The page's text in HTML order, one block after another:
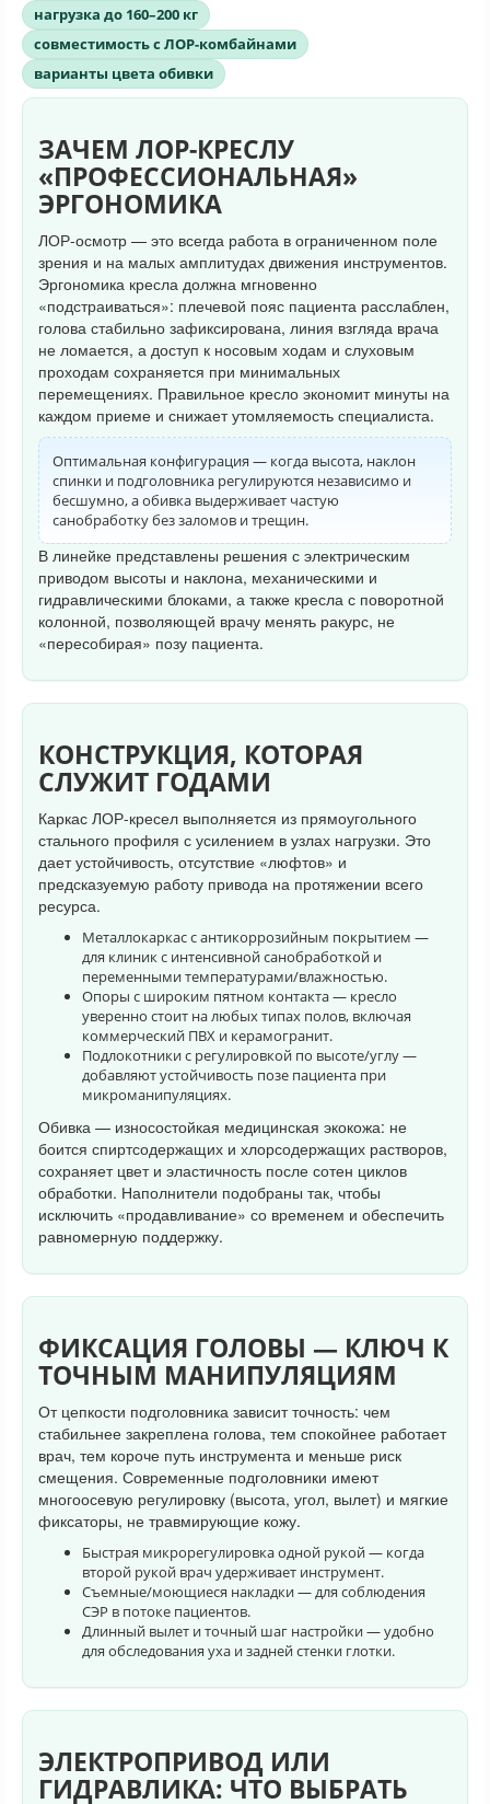
нагрузка до 160–200 кг
совместимость с ЛОР-комбайнами
варианты цвета обивки
ЗАЧЕМ ЛОР-КРЕСЛУ
«ПРОФЕССИОНАЛЬНАЯ»
ЭРГОНОМИКА
ЛОР-осмотр — это всегда работа в ограниченном поле
зрения и на малых амплитудах движения инструментов.
Эргономика кресла должна мгновенно
«подстраиваться»: плечевой пояс пациента расслаблен,
голова стабильно зафиксирована, линия взгляда врача
не ломается, а доступ к носовым ходам и слуховым
проходам сохраняется при минимальных
перемещениях. Правильное кресло экономит минуты на
каждом приеме и снижает утомляемость специалиста.
Оптимальная конфигурация — когда высота, наклон
спинки и подголовника регулируются независимо и
бесшумно, а обивка выдерживает частую
санобработку без заломов и трещин.
В линейке представлены решения с электрическим
приводом высоты и наклона, механическими и
гидравлическими блоками, а также кресла с поворотной
колонной, позволяющей врачу менять ракурс, не
«пересобирая» позу пациента.
КОНСТРУКЦИЯ, КОТОРАЯ
СЛУЖИТ ГОДАМИ
Каркас ЛОР-кресел выполняется из прямоугольного
стального профиля с усилением в узлах нагрузки. Это
дает устойчивость, отсутствие «люфтов» и
предсказуемую работу привода на протяжении всего
ресурса.
Металлокаркас с антикоррозийным покрытием —
для клиник с интенсивной санобработкой и
переменными температурами/влажностью.
Опоры с широким пятном контакта — кресло
уверенно стоит на любых типах полов, включая
коммерческий ПВХ и керамогранит.
Подлокотники с регулировкой по высоте/углу —
добавляют устойчивость позе пациента при
микроманипуляциях.
Обивка — износостойкая медицинская экокожа: не
боится спиртсодержащих и хлорсодержащих растворов,
сохраняет цвет и эластичность после сотен циклов
обработки. Наполнители подобраны так, чтобы
исключить «продавливание» со временем и обеспечить
равномерную поддержку.
ФИКСАЦИЯ ГОЛОВЫ — КЛЮЧ К
ТОЧНЫМ МАНИПУЛЯЦИЯМ
От цепкости подголовника зависит точность: чем
стабильнее закреплена голова, тем спокойнее работает
врач, тем короче путь инструмента и меньше риск
смещения. Современные подголовники имеют
многоосевую регулировку (высота, угол, вылет) и мягкие
фиксаторы, не травмирующие кожу.
Быстрая микрорегулировка одной рукой — когда
второй рукой врач удерживает инструмент.
Съемные/моющиеся накладки — для соблюдения
СЭР в потоке пациентов.
Длинный вылет и точный шаг настройки — удобно
для обследования уха и задней стенки глотки.
ЭЛЕКТРОПРИВОД ИЛИ
ГИДРАВЛИКА: ЧТО ВЫБРАТЬ